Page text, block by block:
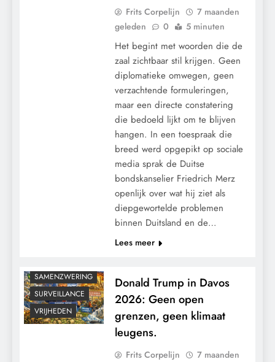
Frits Corpelijn
7 maanden
geleden
0 5 minuten
Het begint met woorden die de
zaal zichtbaar stil krijgen. Geen
diplomatieke omwegen, geen
verzachtende formuleringen,
maar een directe constatering
die bedoeld lijkt om te blijven
hangen. In een toespraak die
breed werd opgepikt op sociale
media sprak de Duitse
bondskanselier Friedrich Merz
openlijk over wat hij ziet als
diepgewortelde problemen
binnen Duitsland en de…
Lees meer
SAMENZWERING
SURVEILLANCE
VRIJHEDEN
Donald Trump in Davos
2026: Geen open
grenzen, geen klimaat
leugens.
Frits Corpelijn
7 maanden